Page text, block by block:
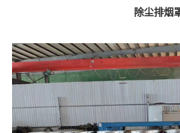
除尘排烟